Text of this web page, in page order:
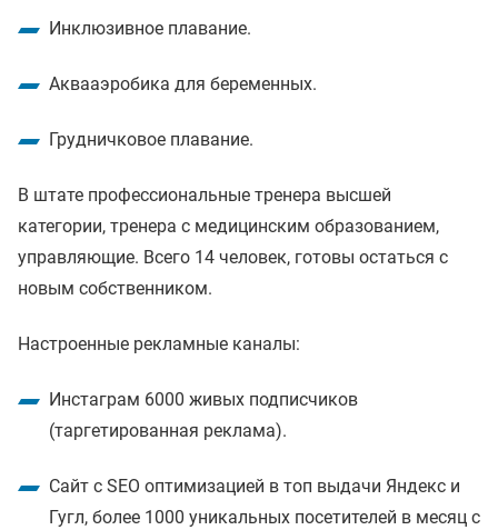
Инклюзивное плавание.
Аквааэробика для беременных.
Грудничковое плавание.
В штате профессиональные тренера высшей
категории, тренера с медицинским образованием,
управляющие. Всего 14 человек, готовы остаться с
новым собственником.
Настроенные рекламные каналы:
Инстаграм 6000 живых подписчиков
(таргетированная реклама).
Сайт с SEO оптимизацией в топ выдачи Яндекс и
Гугл, более 1000 уникальных посетителей в месяц с